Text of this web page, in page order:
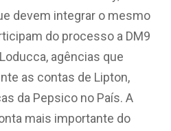
devem integrar o mesmo
do processo a DM9
agências que
as contas de Lipton,
da Pepsico no País. A
mais importante do